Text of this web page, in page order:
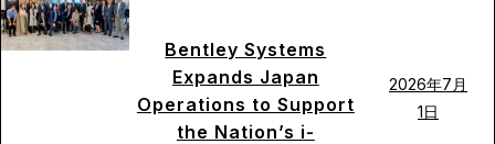
Bentley Systems
Expands Japan
Operations to Support
the Nation’s i-
2026年7月
1日